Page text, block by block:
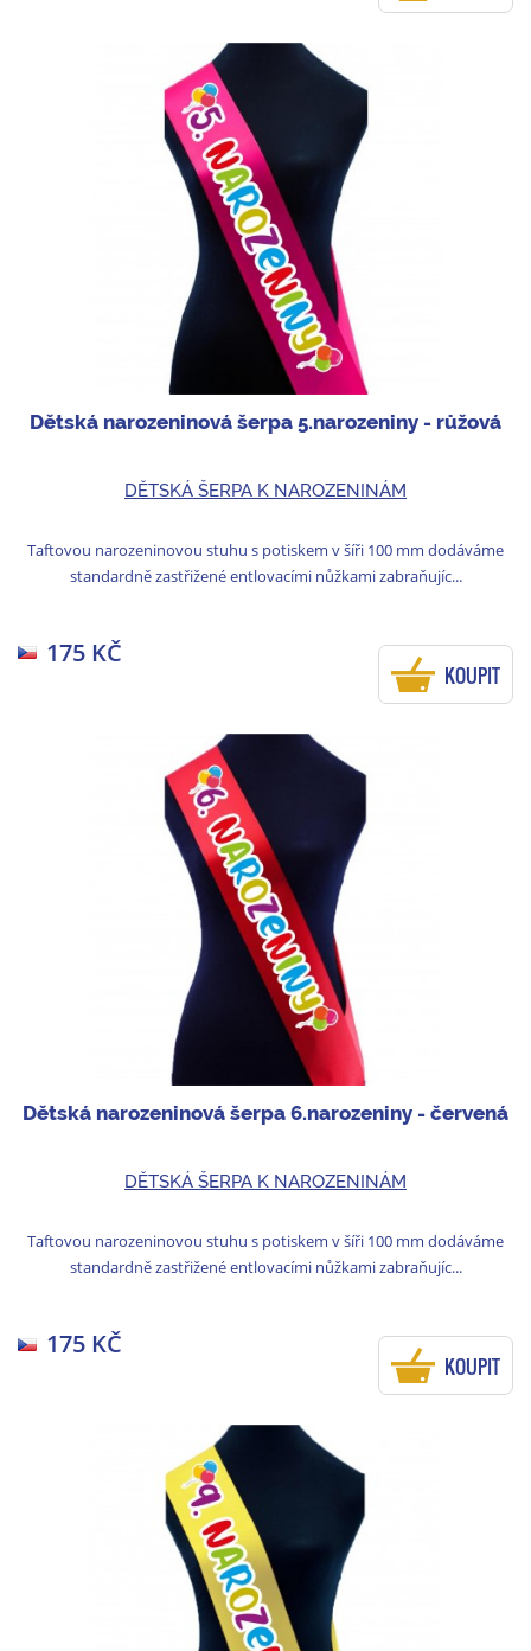
Dětská narozeninová šerpa 5.narozeniny - růžová
DĚTSKÁ ŠERPA K NAROZENINÁM
Taftovou narozeninovou stuhu s potiskem v šíři 100 mm dodáváme
standardně zastřižené entlovacími nůžkami zabraňujíc...
175 KČ
KOUPIT
Dětská narozeninová šerpa 6.narozeniny - červená
DĚTSKÁ ŠERPA K NAROZENINÁM
Taftovou narozeninovou stuhu s potiskem v šíři 100 mm dodáváme
standardně zastřižené entlovacími nůžkami zabraňujíc...
175 KČ
KOUPIT